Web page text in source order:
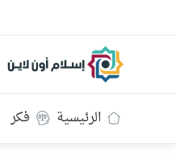
إسلام أون لاين
الرئيسية فكر